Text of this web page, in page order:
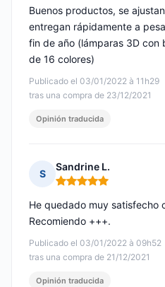
Publicado el 03/01/2022 à 11h29
tras una compra de 23/12/2021
Buenos productos, se
entregan rápidamente a
fin de año (lámparas 3D con
de 16 colores)
Opinión traducida
S
Sandrine L.
Nota: 5 de 5
Publicado el 03/01/2022 à 09h52
tras una compra de 21/12/2021
He quedado muy satisfecho
Recomiendo +++.
Opinión traducida